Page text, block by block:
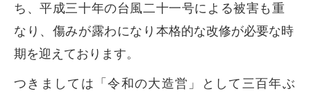
ち、平成三十年の台風二十一号による被害も重
なり、傷みが露わになり 本格的な改修が必要な時
期を迎えております。
つきましては「令和の大造営」として三百年ぶ